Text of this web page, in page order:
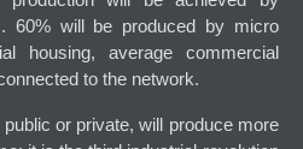
60% will be produced by micro
housing, average commercial
to the network.
or private, will produce more